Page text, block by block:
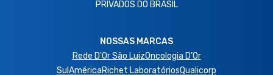
PRIVADOS DO BRASIL
NOSSAS MARCAS
Rede D'Or São LuizOncologia D’Or
SulAméricaRichet LaboratóriosQualicorp